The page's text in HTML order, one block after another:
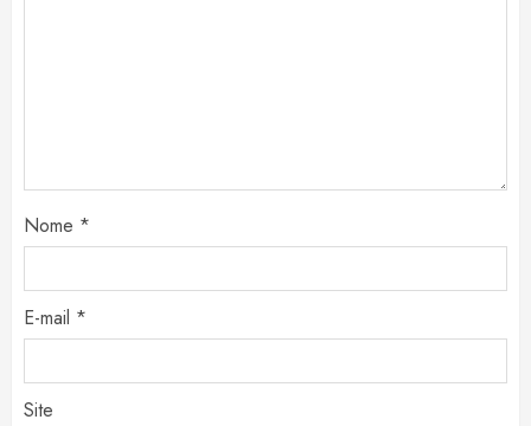
Nome *
E-mail *
Site